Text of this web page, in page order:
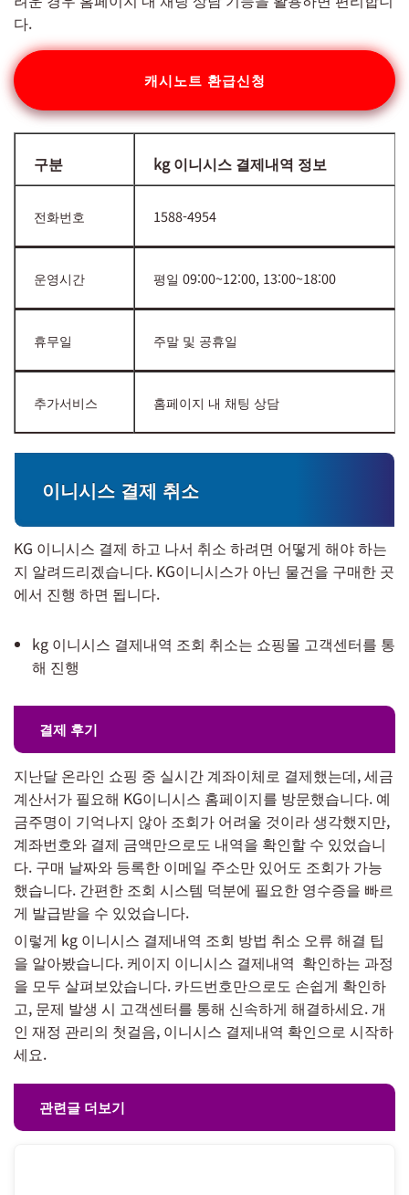
다.
캐시노트 환급신청
구분 kg 이니시스 결제내역 정보
전화번호 1588-4954
운영시간 평일 09:00~12:00, 13:00~18:00
휴무일 주말 및 공휴일
추가서비스 홈페이지 내 채팅 상담
이니시스 결제 취소
KG 이니시스 결제 하고 나서 취소 하려면 어떻게 해야 하는
지 알려드리겠습니다. KG이니시스가 아닌 물건을 구매한 곳
에서 진행 하면 됩니다.
kg 이니시스 결제내역 조회 취소는 쇼핑몰 고객센터를 통
해 진행
결제 후기
지난달 온라인 쇼핑 중 실시간 계좌이체로 결제했는데, 세금
계산서가 필요해 KG이니시스 홈페이지를 방문했습니다. 예
금주명이 기억나지 않아 조회가 어려울 것이라 생각했지만,
계좌번호와 결제 금액만으로도 내역을 확인할 수 있었습니
다. 구매 날짜와 등록한 이메일 주소만 있어도 조회가 가능
했습니다. 간편한 조회 시스템 덕분에 필요한 영수증을 빠르
게 발급받을 수 있었습니다.
이렇게 kg 이니시스 결제내역 조회 방법 취소 오류 해결 팁
을 알아봤습니다. 케이지 이니시스 결제내역 확인하는 과정
을 모두 살펴보았습니다. 카드번호만으로도 손쉽게 확인하
고, 문제 발생 시 고객센터를 통해 신속하게 해결하세요. 개
인 재정 관리의 첫걸음, 이니시스 결제내역 확인으로 시작하
세요.
관련글 더보기